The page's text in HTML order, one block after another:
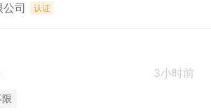
司 认证
3小时前